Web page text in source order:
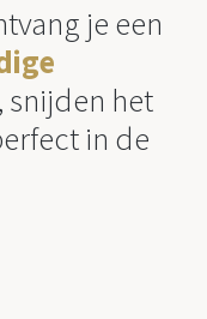
je een
snijden het
in de